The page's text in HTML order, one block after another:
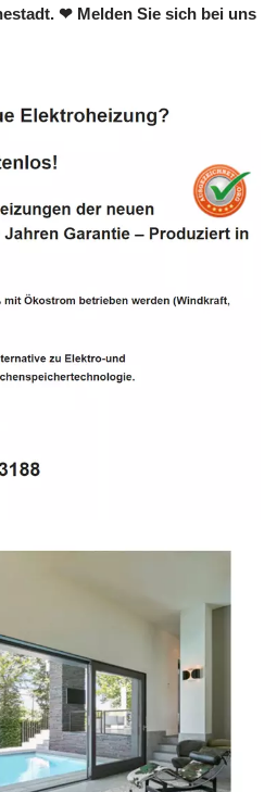
❤ Melden Sie sich bei uns